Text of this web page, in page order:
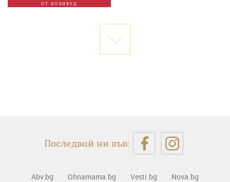
ОТ ХОЛИВУД
Последвай ни във:
Abv.bg Ohnamama.bg Vesti.bg Nova.bg